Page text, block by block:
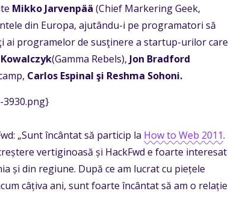
Mikko Jarvenpää (Chief Markering Geek,
din Europa, ajutându-i pe programatori să
programelor de susţinere a startup-urilor care
(Gamma Rebels), Jon Bradford
Carlos Espinal şi Reshma Sohoni.
„Sunt încântat să particip la How to Web 2011.
vertiginoasă și HackFwd e foarte interesat
și din regiune. După ce am lucrat cu piețele
câțiva ani, sunt foarte încântat să am o relație